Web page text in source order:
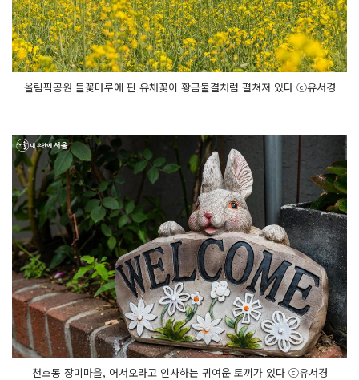
올림픽공원 들꽃마루에 핀 유채꽃이 황금물결처럼 펼쳐져 있다 ⓒ유서경
천호동 장미마을, 어서오라고 인사하는 귀여운 토끼가 있다 ⓒ유서경